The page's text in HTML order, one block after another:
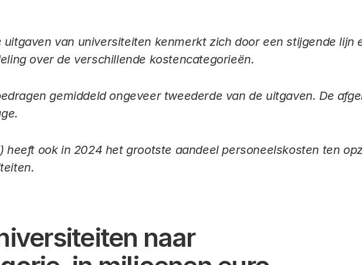
uitgaven van universiteiten kenmerkt zich door een stijgende lijn
over de verschillende kostencategorieën.
gemiddeld ongeveer tweederde van de uitgaven. De
heeft ook in 2024 het grootste aandeel personeelskosten ten
naar